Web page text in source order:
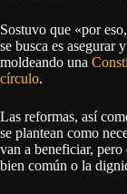
Sostuvo que «por
se busca es asegurar
moldeando una
círculo.
Las reformas, así
se plantean como
van a beneficiar, pero
bien común o la